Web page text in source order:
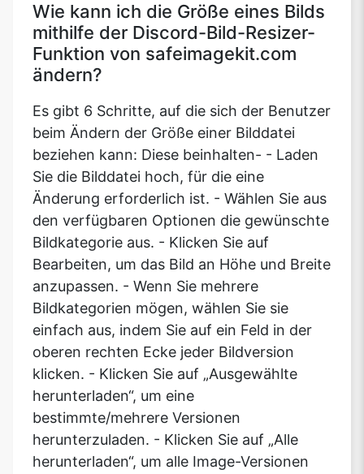
Wie kann ich die Größe eines Bilds
mithilfe der Discord-Bild-Resizer-
Funktion von safeimagekit.com
ändern?
Es gibt 6 Schritte, auf die sich der Benutzer
beim Ändern der Größe einer Bilddatei
beziehen kann: Diese beinhalten- - Laden
Sie die Bilddatei hoch, für die eine
Änderung erforderlich ist. - Wählen Sie aus
den verfügbaren Optionen die gewünschte
Bildkategorie aus. - Klicken Sie auf
Bearbeiten, um das Bild an Höhe und Breite
anzupassen. - Wenn Sie mehrere
Bildkategorien mögen, wählen Sie sie
einfach aus, indem Sie auf ein Feld in der
oberen rechten Ecke jeder Bildversion
klicken. - Klicken Sie auf „Ausgewählte
herunterladen“, um eine
bestimmte/mehrere Versionen
herunterzuladen. - Klicken Sie auf „Alle
herunterladen“, um alle Image-Versionen